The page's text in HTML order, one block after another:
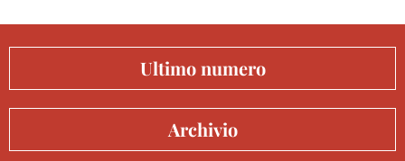
Ultimo numero
Archivio